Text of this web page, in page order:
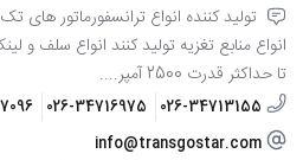
تولید کننده انواع ترانسفورماتور های
انواع منابع تغزیه تولید کنند انواع سلف
تا حداکثر قدرت 2500 آمپر....
026-34713155
026-34716975
info@transgostar.com